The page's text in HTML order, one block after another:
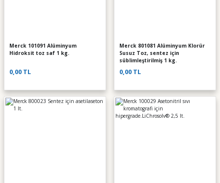
Merck 101091 Alüminyum
Hidroksit toz saf 1 kg.
0,00 TL
Merck 801081 Alüminyum Klorür
Susuz Toz, sentez için
süblimleştirilmiş 1 kg.
0,00 TL